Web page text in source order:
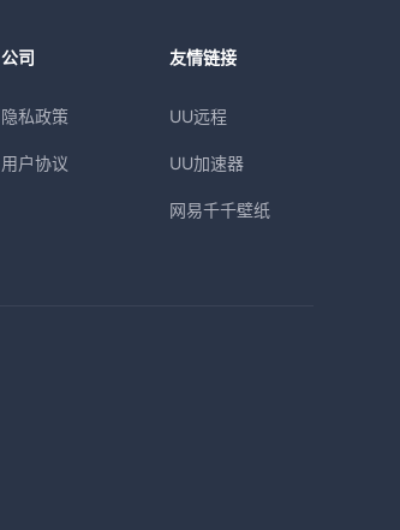
公司
隐私政策
用户协议
友情链接
UU远程
UU加速器
网易千千壁纸